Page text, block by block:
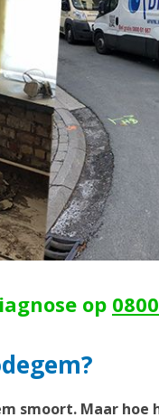
op
smoort. Maar hoe